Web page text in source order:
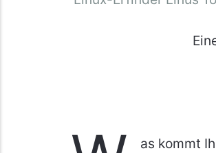
as kommt